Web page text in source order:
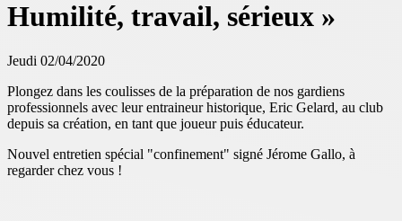
Humilité, travail, sérieux »
Jeudi 02/04/2020
Plongez dans les coulisses de la préparation de nos gardiens
professionnels avec leur entraineur historique, Eric Gelard, au club
depuis sa création, en tant que joueur puis éducateur.
Nouvel entretien spécial "confinement" signé Jérome Gallo, à
regarder chez vous !